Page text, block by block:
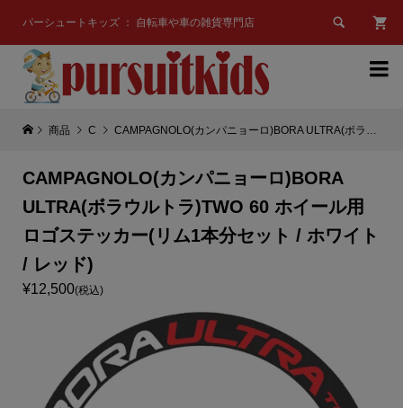
パーシュートキッズ ： 自転車や車の雑貨専門店 

商品 C CAMPAGNOLO(カンパニョーロ)BORA ULTRA(ボラウルトラ)TWO 60 ホイール用ロゴステッカー(リム1本分セット / ホワイト / レッド)
CAMPAGNOLO(カンパニョーロ)BORA
ULTRA(ボラウルトラ)TWO 60 ホイール用
ロゴステッカー(リム1本分セット / ホワイト
/ レッド)
¥12,500(税込)